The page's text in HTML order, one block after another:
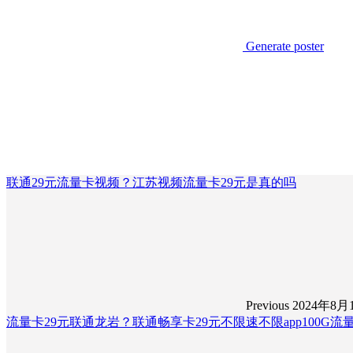
Generate poster
联通29元流量卡视频？江苏视频流量卡29元是真的吗
Previous 2024年8月
流量卡29元联通龙岩？联通畅享卡29元不限速不限app100G流